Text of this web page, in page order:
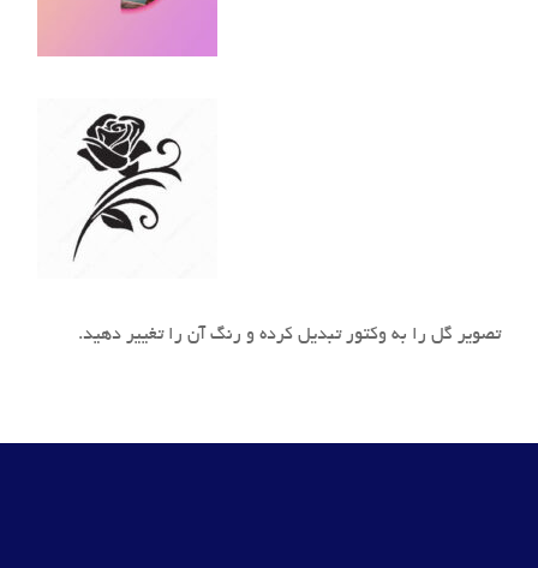
تصویر گل را به وکتور تبدیل کرده و رنگ آن را تغییر دهید.